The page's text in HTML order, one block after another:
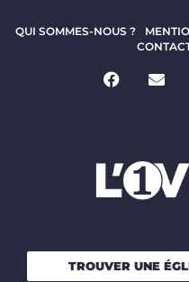
QUI SOMMES-NOUS ?
TROUVER UNE